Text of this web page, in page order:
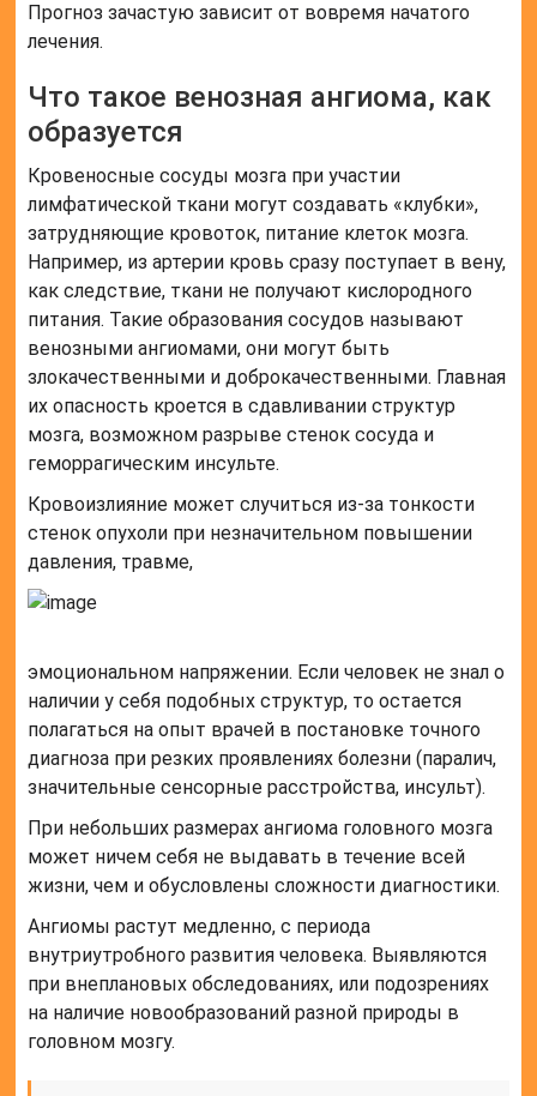
Прогноз зачастую зависит от вовремя начатого
лечения.
Что такое венозная ангиома, как
образуется
Кровеносные сосуды мозга при участии
лимфатической ткани могут создавать «клубки»,
затрудняющие кровоток, питание клеток мозга.
Например, из артерии кровь сразу поступает в вену,
как следствие, ткани не получают кислородного
питания. Такие образования сосудов называют
венозными ангиомами, они могут быть
злокачественными и доброкачественными. Главная
их опасность кроется в сдавливании структур
мозга, возможном разрыве стенок сосуда и
геморрагическим инсульте.
Кровоизлияние может случиться из-за тонкости
стенок опухоли при незначительном повышении
давления, травме,
эмоциональном напряжении. Если человек не знал о
наличии у себя подобных структур, то остается
полагаться на опыт врачей в постановке точного
диагноза при резких проявлениях болезни (паралич,
значительные сенсорные расстройства, инсульт).
При небольших размерах ангиома головного мозга
может ничем себя не выдавать в течение всей
жизни, чем и обусловлены сложности диагностики.
Ангиомы растут медленно, с периода
внутриутробного развития человека. Выявляются
при внеплановых обследованиях, или подозрениях
на наличие новообразований разной природы в
головном мозгу.